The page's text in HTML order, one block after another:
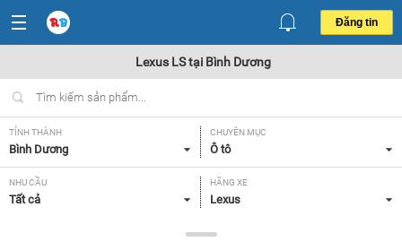
Đăng tin
Lexus LS tại Bình Dương
TỈNH THÀNH
Bình Dương
CHUYÊN MỤC
Ô tô
NHU CẦU
Tất cả
HÃNG XE
Lexus
NĂM SẢN XUẤT